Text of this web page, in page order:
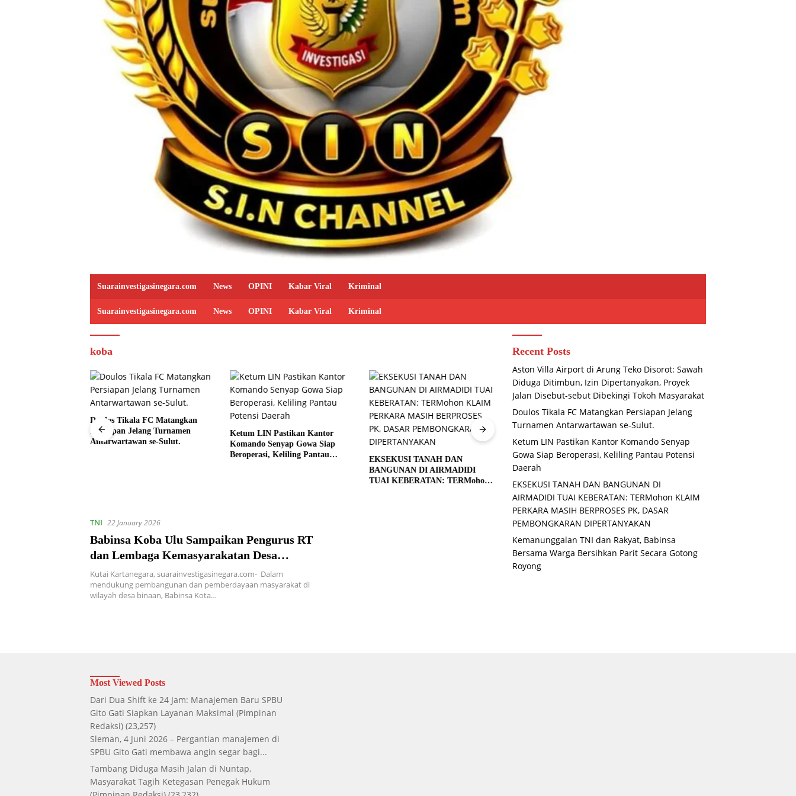
Suarainvestigasinegara.com News OPINI Kabar Viral Kriminal
Suarainvestigasinegara.com News OPINI Kabar Viral Kriminal
koba
Doulos Tikala FC Matangkan
Persiapan Jelang Turnamen
Antarwartawan se-Sulut.
Ketum LIN Pastikan Kantor
Komando Senyap Gowa Siap
Beroperasi, Keliling Pantau
EKSEKUSI TANAH DAN
BANGUNAN DI AIRMADIDI
TUAI KEBERATAN: TERMohon
Babinsa Bersama Warga
Bersihkan Parit Secara Gotong
Royong
Dugaan Penggelapan Honda HR-
V Rp130 Juta yang Libatkan ASN
TNI 22 January 2026
Babinsa Koba Ulu Sampaikan Pengurus RT
dan Lembaga Kemasyarakatan Desa
Memiliki Peran Strategis
Kutai Kartanegara, suarainvestigasinegara.com- Dalam
mendukung pembangunan dan pemberdayaan masyarakat di
wilayah desa binaan, Babinsa Kota…
Recent Posts
Aston Villa Airport di Arung Teko Disorot: Sawah
Diduga Ditimbun, Izin Dipertanyakan, Proyek
Jalan Disebut-sebut Dibekingi Tokoh Masyarakat
Doulos Tikala FC Matangkan Persiapan Jelang
Turnamen Antarwartawan se-Sulut.
Ketum LIN Pastikan Kantor Komando Senyap
Gowa Siap Beroperasi, Keliling Pantau Potensi
Daerah
EKSEKUSI TANAH DAN BANGUNAN DI
AIRMADIDI TUAI KEBERATAN: TERMohon KLAIM
PERKARA MASIH BERPROSES PK, DASAR
PEMBONGKARAN DIPERTANYAKAN
Kemanunggalan TNI dan Rakyat, Babinsa
Bersama Warga Bersihkan Parit Secara Gotong
Royong
Most Viewed Posts
Dari Dua Shift ke 24 Jam: Manajemen Baru SPBU
Gito Gati Siapkan Layanan Maksimal (Pimpinan
Redaksi) (23,257)
Sleman, 4 Juni 2026 – Pergantian manajemen di
SPBU Gito Gati membawa angin segar bagi...
Tambang Diduga Masih Jalan di Nuntap,
Masyarakat Tagih Ketegasan Penegak Hukum